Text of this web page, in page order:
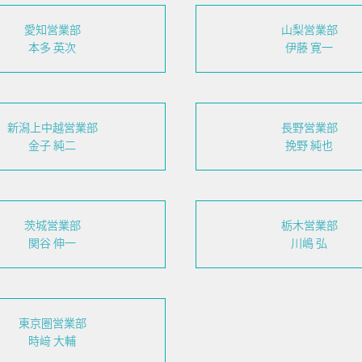
愛知営業部
本多 英次
山梨営業部
伊藤 寛一
新潟上中越営業部
金子 純二
長野営業部
挽野 純也
茨城営業部
関谷 伸一
栃木営業部
川嶋 弘
東京圏営業部
時﨑 大輔